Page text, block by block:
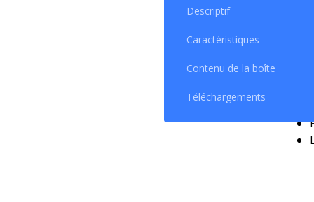
Descriptif
Caractéristiques
Contenu de la boîte
Téléchargements